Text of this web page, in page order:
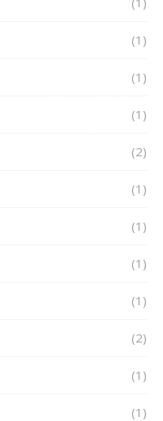
(1)
(1)
(1)
(2)
(1)
(1)
(1)
(1)
(2)
(1)
(1)